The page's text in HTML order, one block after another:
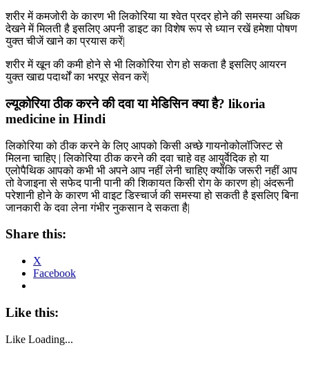
शरीर में कमजोरी के कारण भी लिकोरिया या श्वेत प्रदर होने की समस्या अधिक
देखने में मिलती है इसलिए अपनी डाइट का विशेष रूप से ध्यान रखें हमेशा पोषण
युक्त चीजें खाने का प्रयास करें|
शरीर में खून की कमी होने से भी लिकोरिया रोग हो सकता है इसलिए आयरन
युक्त खाद्य पदार्थों का भरपूर सेवन करें|
ल्यूकोरिया ठीक करने की दवा या मेडिसिन क्या है? likoria
medicine in Hindi
लिकोरिया को ठीक करने के लिए आपको किसी अच्छे गायनोकोलॉजिस्ट से
मिलना चाहिए | लिकोरिया ठीक करने की दवा चाहे वह आयुर्वेदिक हो या
एलोपैथिक आपको कभी भी अपने आप नहीं लेनी चाहिए क्योंकि जरूरी नहीं आप
तो वेजाइना से सफेद पानी पानी की शिकायत किसी रोग के कारण हो| अंदरूनी
परेशानी होने के कारण भी वाइट डिस्चार्ज की समस्या हो सकती है इसलिए बिना
जानकारी के दवा लेना गंभीर नुकसान दे सकता है|
Share this:
X
Facebook
Like this:
Like Loading...